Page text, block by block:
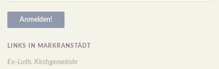
LINKS IN MARKRANSTÄDT
Ev.-Luth. Kirchgemeinde